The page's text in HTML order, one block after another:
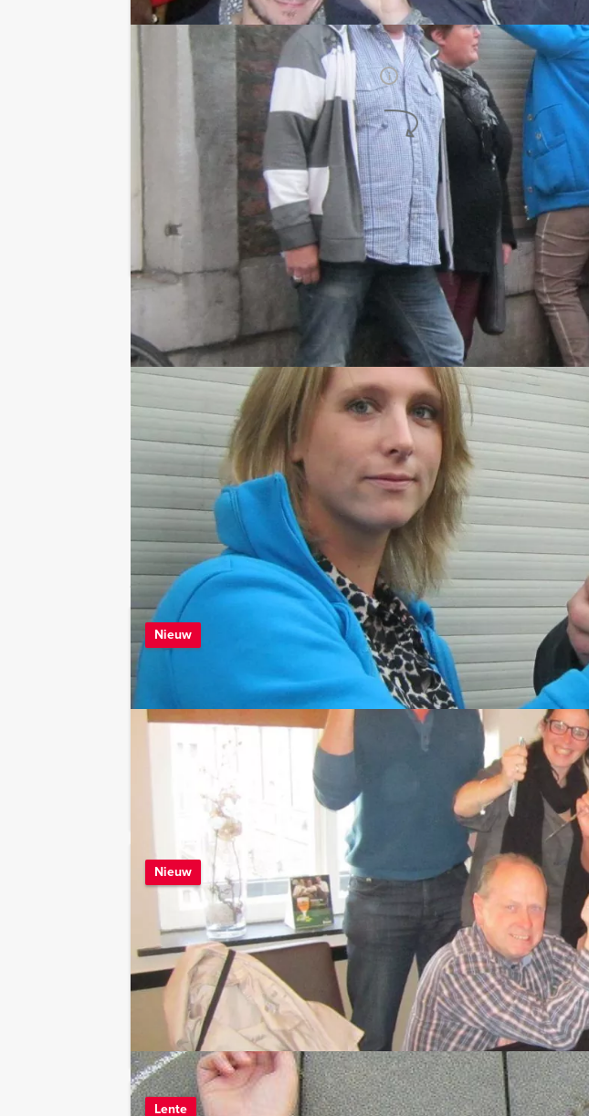
De prijzen zijn exclusief BTW
Duur:
5 uur
Aantal:
Minimaal 12 personen i
Geheel vrijblijvend
OFFERTE AANVRAGEN
RESERVEREN
Ik heb een vraag over dit uitje
Hulp nodig bij het
kiezen?
073 20 20 980
Chat met Maaike
Stuur ons een mailtje
Bel mij terug
Bekijk printbare versie
Combineer dit uitje met:
De Jongens tegen de Meisjes in
Nieuw
Vanaf 12 personen ‐ 2 uur
In de ultieme quiz en spelshow De Jongens
om inzicht in het andere geslacht.
LEES MEER
De Grote Voetbalquiz in Den Bosch
Nieuw
Vanaf 12 personen ‐ 2 uur
Den Bosch Evenementen heeft het meest
kroeg in het centrum van Den Bosch.
LEES MEER
Lente